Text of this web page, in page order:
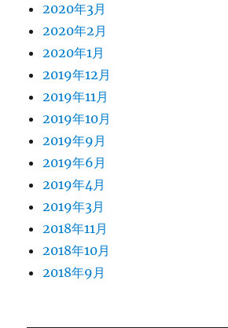
2020年3月
2020年2月
2020年1月
2019年12月
2019年11月
2019年10月
2019年9月
2019年6月
2019年4月
2019年3月
2018年11月
2018年10月
2018年9月